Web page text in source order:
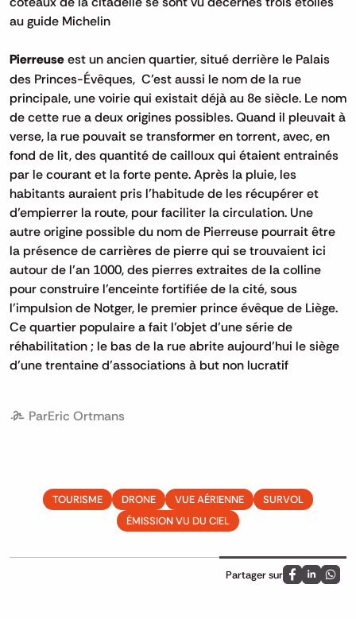
au guide Michelin
Pierreuse est un ancien quartier, situé derrière le Palais
des Princes-Évêques, C’est aussi le nom de la rue
principale, une voirie qui existait déjà au 8e siècle. Le nom
de cette rue a deux origines possibles. Quand il pleuvait à
verse, la rue pouvait se transformer en torrent, avec, en
fond de lit, des quantité de cailloux qui étaient entrainés
par le courant et la forte pente. Après la pluie, les
habitants auraient pris l’habitude de les récupérer et
d’empierrer la route, pour faciliter la circulation. Une
autre origine possible du nom de Pierreuse pourrait être
la présence de carrières de pierre qui se trouvaient ici
autour de l’an 1000, des pierres extraites de la colline
pour construire l’enceinte fortifiée de la cité, sous
l’impulsion de Notger, le premier prince évêque de Liège.
Ce quartier populaire a fait l’objet d’une série de
réhabilitation ; le bas de la rue abrite aujourd’hui le siège
d’une trentaine d’associations à but non lucratif
ParEric Ortmans
TOURISME DRONE VUE AÉRIENNE
SURVOL
ÉMISSION VU DU CIEL
Partager sur
Partagez sur
Partagez